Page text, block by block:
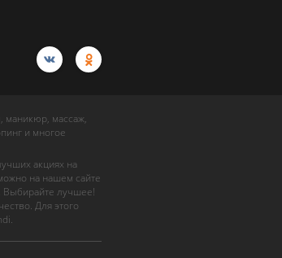
маникюр, массаж,
и многое
акциях на
на нашем сайте
Выбирайте лучшее!
Для этого